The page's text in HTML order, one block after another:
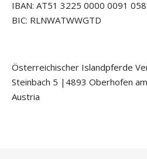
IBAN: AT51 3225 0000 0091
BIC: RLNWATWWGTD
Österreichischer Islandpferde
Steinbach 5 |4893 Oberhofen
Austria